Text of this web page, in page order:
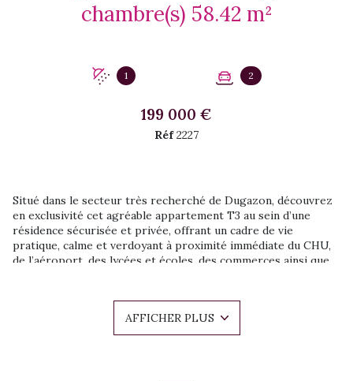
chambre(s) 58.42 m²
1 2
199 000 €
Réf2227
Situé dans le secteur très recherché de Dugazon, découvrez
en exclusivité cet agréable appartement T3 au sein d’une
résidence sécurisée et privée, offrant un cadre de vie
pratique, calme et verdoyant à proximité immédiate du CHU,
de l’aéroport, des lycées et écoles, des commerces ainsi que
intégrés, d’un séjour lumineux ouvert sur une cuisine
aménagée et fonctionnelle, ainsi que d’une belle terrasse
couverte fermée par des volets roulants, offrant une agréable
AFFICHER PLUS